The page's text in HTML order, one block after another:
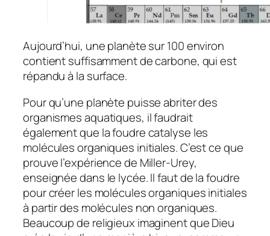
Aujourd’hui, une planète sur 100 environ
contient suffisamment de carbone, qui est
répandu à la surface.
Pour qu’une planète puisse abriter des
organismes aquatiques, il faudrait
également que la foudre catalyse les
molécules organiques initiales. C’est ce que
prouve l’expérience de Miller-Urey,
enseignée dans le lycée. Il faut de la foudre
pour créer les molécules organiques initiales
à partir des molécules non organiques.
Beaucoup de religieux imaginent que Dieu